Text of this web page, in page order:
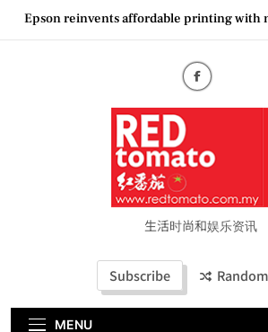
SkipEpson reinvents affordable printing with
“See Her Heal – 1,000 Untold Stories” 为马
妈妈提供分享剖腹产复原历程的空间
Vietjet Thailand Gears Up for Kuala
Bangkok Service Launch on9 October
Epson reinvents affordable printing with
generation EcoTank Series
Couture Fashion Week Malaysia 2026–
妈妈提供分享剖腹产复原历程的空间
生活时尚和娱乐资讯
Subscribe
MENU